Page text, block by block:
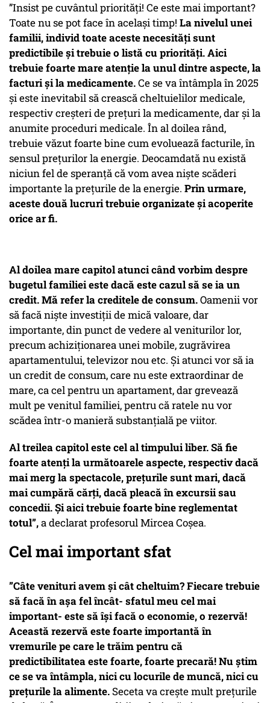
”Insist pe cuvântul priorități! Ce este mai important?
Toate nu se pot face în același timp! La nivelul unei
familii, individ toate aceste necesități sunt
predictibile și trebuie o listă cu priorități. Aici
trebuie foarte mare atenție la unul dintre aspecte, la
facturi și la medicamente.Ce se va întâmpla în 2025
și este inevitabil să crească cheltuielilor medicale,
respectiv creșteri de prețuri la medicamente, dar și la
anumite proceduri medicale. În al doilea rând,
trebuie văzut foarte bine cum evoluează facturile, în
sensul prețurilor la energie. Deocamdată nu există
niciun fel de speranță că vom avea niște scăderi
importante la prețurile de la energie. Prin urmare,
aceste două lucruri trebuie organizate și acoperite
orice ar fi.
Al doilea mare capitol atunci când vorbim despre
bugetul familiei este dacă este cazul să se ia un
credit. Mă refer la creditele de consum.Oamenii vor
să facă niște investiții de mică valoare, dar
importante, din punct de vedere al veniturilor lor,
precum achiziționarea unei mobile, zugrăvirea
apartamentului, televizor nou etc. Și atunci vor să ia
un credit de consum, care nu este extraordinar de
mare, ca cel pentru un apartament, dar grevează
mult pe venitul familiei, pentru că ratele nu vor
scădea într-o manieră substanțială pe viitor.
Al treilea capitol este cel al timpului liber. Să fie
foarte atenți la următoarele aspecte, respectiv dacă
mai merg la spectacole, prețurile sunt mari, dacă
mai cumpără cărți, dacă pleacă în excursii sau
concedii. Și aici trebuie foarte bine reglementat
totul”,a declarat profesorul Mircea Coșea.
Cel mai important sfat
”Câte venituri avem și cât cheltuim? Fiecare trebuie
să facă în așa fel încât- sfatul meu cel mai
important- este să își facă o economie, o rezervă!
Această rezervă este foarte importantă în
vremurile pe care le trăim pentru că
predictibilitatea este foarte, foarte precară! Nu știm
ce se va întâmpla, nici cu locurile de muncă, nici cu
prețurile la alimente. Seceta va crește mult prețurile